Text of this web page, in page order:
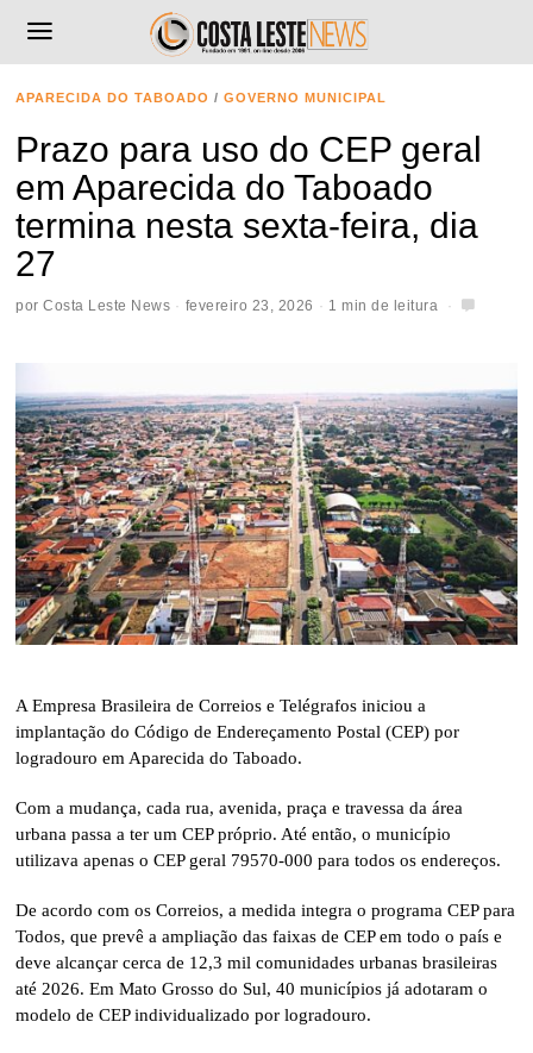
APARECIDA DO TABOADO / GOVERNO MUNICIPAL
Prazo para uso do CEP geral
em Aparecida do Taboado
termina nesta sexta-feira, dia
27
porCosta Leste News fevereiro 23, 2026 1 min de leitura
A Empresa Brasileira de Correios e Telégrafos iniciou a
implantação do Código de Endereçamento Postal (CEP) por
logradouro em Aparecida do Taboado.
Com a mudança, cada rua, avenida, praça e travessa da área
urbana passa a ter um CEP próprio. Até então, o município
utilizava apenas o CEP geral 79570-000 para todos os endereços.
De acordo com os Correios, a medida integra o programaCEP para
Todos, que prevê a ampliação das faixas de CEP em todo o país e
deve alcançar cerca de 12,3 mil comunidades urbanas brasileiras
até 2026. Em Mato Grosso do Sul, 40 municípios já adotaram o
modelo de CEP individualizado por logradouro.